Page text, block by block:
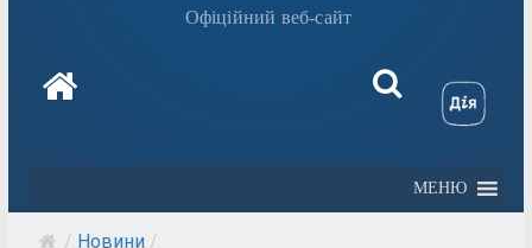
Офіційний веб-сайт
МЕНЮ
/ Новини /